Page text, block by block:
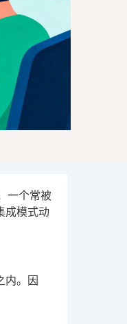
一个常被
成模式动
内。因